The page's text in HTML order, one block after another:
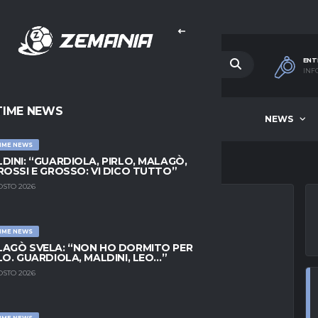
NEWS
NEWS
NEWS
“GUARDIOLA, PIRLO, MALAGÒ,
E GROSSO: VI DICO TUTTO”
2026
NEWS
SVELA: “NON HO DORMITO PER
GUARDIOLA, MALDINI, LEO…”
2026
ARRIVA IL